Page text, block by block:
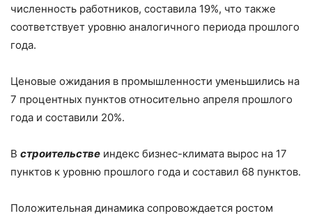
численность работников, составила 19%, что также
соответствует уровню аналогичного периода прошлого
года.
Ценовые ожидания в промышленности уменьшились на
7 процентных пунктов относительно апреля прошлого
года и составили 20%.
В строительстве индекс бизнес-климата вырос на 17
пунктов к уровню прошлого года и составил 68 пунктов.
Положительная динамика сопровождается ростом